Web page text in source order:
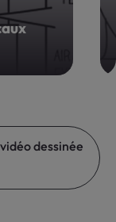
dessinée